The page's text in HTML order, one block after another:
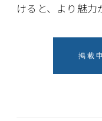
けると、より魅力
掲載